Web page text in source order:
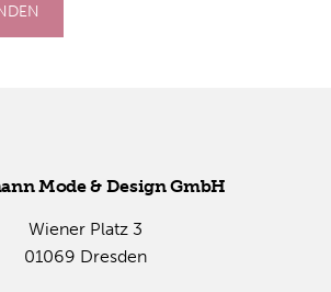
Mode & De­sign GmbH
Wie­ner Platz 3
01069 Dres­den